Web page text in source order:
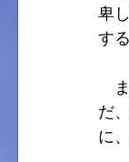
卑
す
ま
だ
に